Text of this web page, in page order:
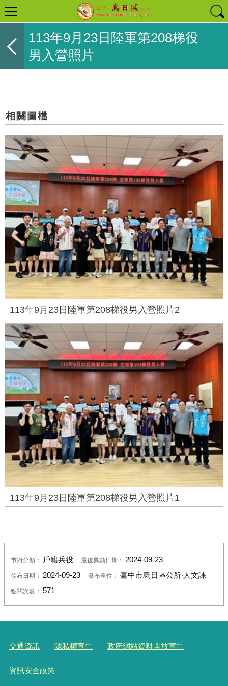
113年9月23日陸軍第208梯役
男入營照片
相關圖檔
113年9月23日陸軍第208梯役男入營照片2
113年9月23日陸軍第208梯役男入營照片1
市府分類： 戶籍兵役 最後異動日期： 2024-09-23
發布日期： 2024-09-23 發布單位： 臺中市烏日區公所‧人文課
點閱次數： 571
交通資訊 隱私權宣告 政府網站資料開放宣告
資訊安全政策